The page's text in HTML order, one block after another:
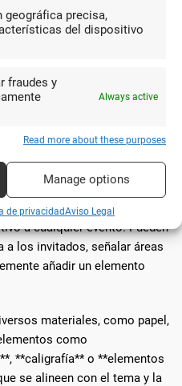
precisa,
del dispositivo
fraudes y
Always active
Read more about these purposes
Manage options
de privacidadAviso Legal
de los
especiales. Estos elementos
y tarjetas de lugar hasta
una excelente manera de
a cualquier evento. Pueden
a los invitados, señalar áreas
añadir un elemento
materiales, como papel,
como
**caligrafía** o **elementos
se alineen con el tema y la